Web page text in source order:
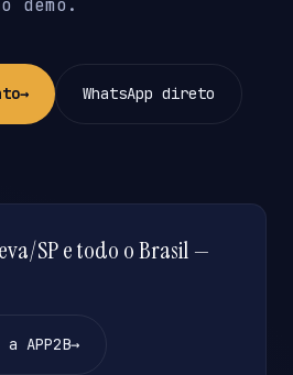
demo.
→ WhatsApp direto
SP e todo o Brasil —
APP2B→